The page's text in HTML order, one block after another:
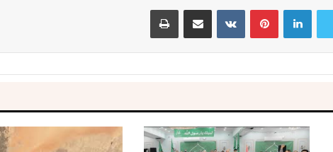
لينكدإنبينتيريست مشاركة عبر البريد طباعة